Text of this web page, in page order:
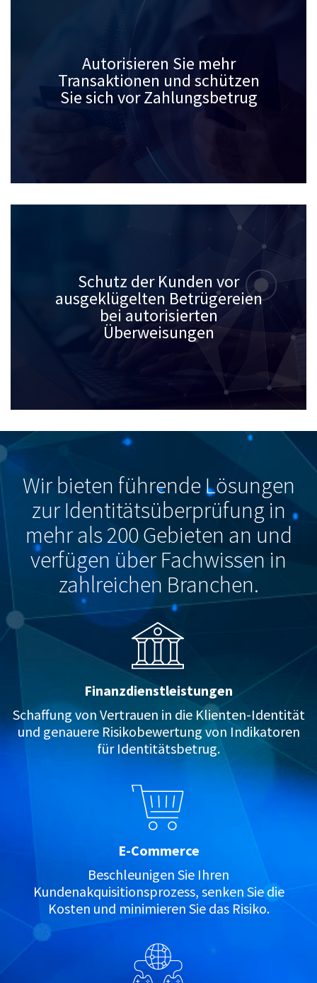
Autorisieren Sie mehr
Transaktionen und schützen
Sie sich vor Zahlungsbetrug
Schutz der Kunden vor
ausgeklügelten Betrügereien
bei autorisierten
Überweisungen
Wir bieten führende Lösungen
zur Identitätsüberprüfung in
mehr als 200 Gebieten an und
verfügen über Fachwissen in
zahlreichen Branchen.
Finanzdienstleistungen
Schaffung von Vertrauen in die Klienten-Identität
und genauere Risikobewertung von Indikatoren
für Identitätsbetrug.
E-Commerce
Beschleunigen Sie Ihren
Kundenakquisitionsprozess, senken Sie die
Kosten und minimieren Sie das Risiko.